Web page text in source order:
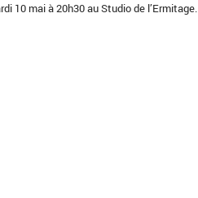
10 mai à 20h30 au Studio de l’Ermitage.